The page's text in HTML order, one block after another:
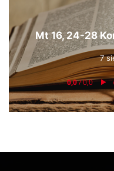
Mt 16, 24-28
7